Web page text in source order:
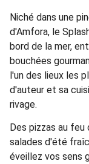
Niché dans une
d'Amfora, le
bord de la mer,
bouchées
l'un des lieux les
d'auteur et sa
rivage.
Des pizzas au feu
salades d'été
éveillez vos sens